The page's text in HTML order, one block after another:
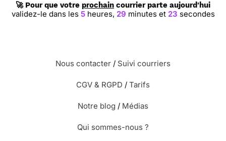
🚀 Pour que votre prochain courrier parte aujourd'hui
validez-le dans les 5 heures, 29 minutes et 22 secondes
Nous contacter / Suivi courriers
CGV & RGPD / Tarifs
Notre blog / Médias
Qui sommes-nous ?